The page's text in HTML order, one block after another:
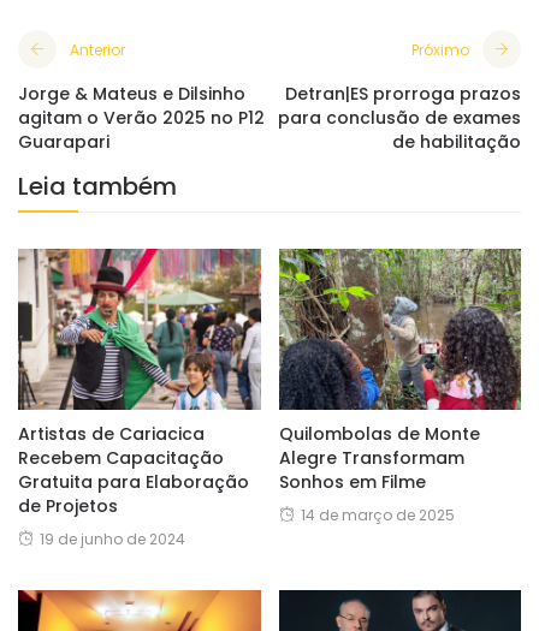
Anterior
Jorge & Mateus e Dilsinho
agitam o Verão 2025 no P12
Guarapari
Próximo
Detran|ES prorroga prazos
para conclusão de exames
de habilitação
Leia também
Artistas de Cariacica
Recebem Capacitação
Gratuita para Elaboração
de Projetos
19 de junho de 2024
Quilombolas de Monte
Alegre Transformam
Sonhos em Filme
14 de março de 2025